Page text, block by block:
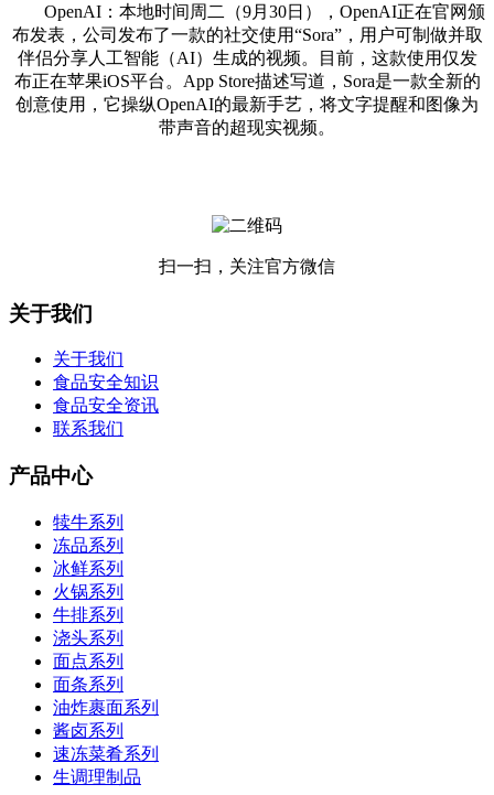
OpenAI：本地时间周二（9月30日），OpenAI正在官网颁
布发表，公司发布了一款的社交使用“Sora”，用户可制做并取
伴侣分享人工智能（AI）生成的视频。目前，这款使用仅发
布正在苹果iOS平台。App Store描述写道，Sora是一款全新的
创意使用，它操纵OpenAI的最新手艺，将文字提醒和图像为
带声音的超现实视频。
扫一扫，关注官方微信
关于我们
关于我们
食品安全知识
食品安全资讯
联系我们
产品中心
犊牛系列
冻品系列
冰鲜系列
火锅系列
牛排系列
浇头系列
面点系列
面条系列
油炸裹面系列
酱卤系列
速冻菜肴系列
生调理制品